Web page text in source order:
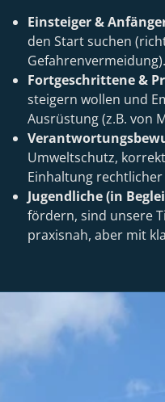
Einsteiger &
den Start suchen
Gefahrenvermeidung).
Fortgeschrittene &
steigern wollen und
Ausrüstung (z.B. von
Umweltschutz,
Einhaltung rechtlicher
Jugendliche (in
fördern, sind unsere
praxisnah, aber mit